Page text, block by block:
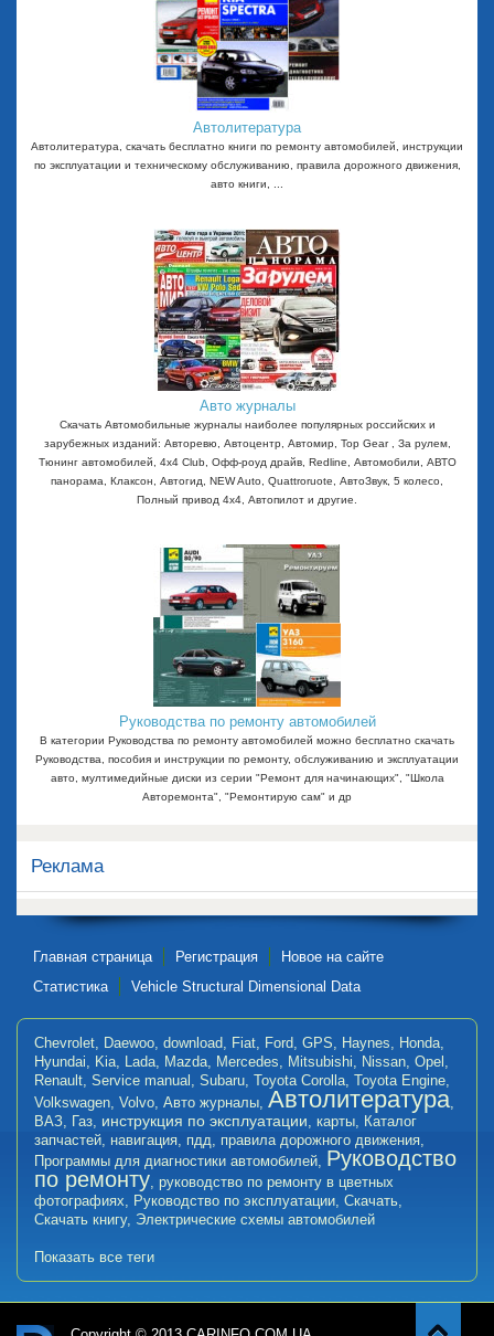
Автолитература
Автолитература, скачать бесплатно книги по ремонту автомобилей, инструкции
по эксплуатации и техническому обслуживанию, правила дорожного движения,
авто книги, ...
Авто журналы
Скачать Автомобильные журналы наиболее популярных российских и
зарубежных изданий: Авторевю, Автоцентр, Автомир, Top Gear , За рулем,
Тюнинг автомобилей, 4x4 Club, Офф-роуд драйв, Redline, Автомобили, АВТО
панорама, Клаксон, Автогид, NEW Auto, Quattroruote, АвтоЗвук, 5 колесо,
Полный привод 4х4, Автопилот и другие.
Руководства по ремонту автомобилей
В категории Руководства по ремонту автомобилей можно бесплатно скачать
Руководства, пособия и инструкции по ремонту, обслуживанию и эксплуатации
авто, мултимедийные диски из серии "Ремонт для начинающих", "Школа
Авторемонта", "Ремонтирую сам" и др
Реклама
Главная страница Регистрация
Новое на сайте
Статистика
Vehicle Structural Dimensional Data
Chevrolet Daewoo download Fiat Ford GPS Haynes Honda
Hyundai
Kia Lada Mazda Mercedes Mitsubishi Nissan Opel
Renault Service manual Subaru Toyota Corolla Toyota Engine
Volkswagen Volvo Авто журналы Автолитература
ВАЗ
Газ инструкция по эксплуатации карты
Каталог
запчастей навигация пдд правила дорожного движения
Программы для диагностики автомобилей Руководство
по ремонту руководство по ремонту в цветных
фотографиях
Руководство по эксплуатации Скачать
Скачать книгу, Электрические схемы автомобилей
Показать все теги